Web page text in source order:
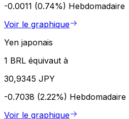
-0.0011 (0.74%) Hebdomadaire
Voir le graphique
Yen japonais
1 BRL équivaut à
30,9345 JPY
-0.7038 (2.22%) Hebdomadaire
Voir le graphique